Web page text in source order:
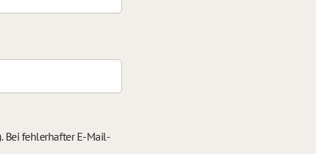
Bei fehlerhafter E-Mail-